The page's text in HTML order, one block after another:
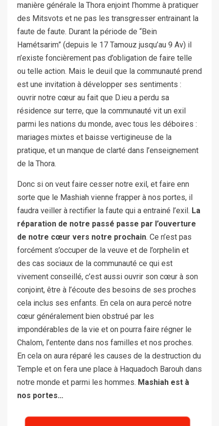
manière générale la Thora enjoint l’homme à pratiquer
des Mitsvots et ne pas les transgresser entrainant la
faute de faute. Durant la période de “Bein
Hamétsarim” (depuis le 17 Tamouz jusqu’au 9 Av) il
n’existe foncièrement pas d’obligation de faire telle
ou telle action. Mais le deuil que la communauté prend
est une invitation à développer ses sentiments :
ouvrir notre cœur au fait que D.ieu a perdu sa
résidence sur terre, que la communauté vit un exil
parmi les nations du monde, avec tous les déboires :
mariages mixtes et baisse vertigineuse de la
pratique, et un manque de clarté dans l’enseignement
de la Thora.
Donc si on veut faire cesser notre exil, et faire enn
sorte que le Mashiah vienne frapper à nos portes, il
faudra veiller à rectifier la faute qui a entrainé l’exil. La
réparation de notre passé passe par l’ouverture
de notre cœur vers notre prochain. Ce n’est pas
forcément s’occuper de la veuve et de l’orphelin et
des cas sociaux de la communauté ce qui est
vivement conseillé, c’est aussi ouvrir son cœur à son
conjoint, être à l’écoute des besoins de ses proches
cela inclus ses enfants. En cela on aura percé notre
cœur généralement bien obstrué par les
impondérables de la vie et on pourra faire régner le
Chalom, l’entente dans nos familles et nos proches.
En cela on aura réparé les causes de la destruction du
Temple et on fera une place à Haquadoch Barouh dans
notre monde et parmi les hommes. Mashiah est à
nos portes…